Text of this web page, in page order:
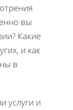
вы
Какие
и как
в
услуги и